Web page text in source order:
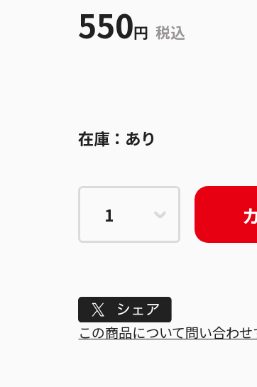
550円 税込
在庫： あり
Tweet
この商品について問い合わ